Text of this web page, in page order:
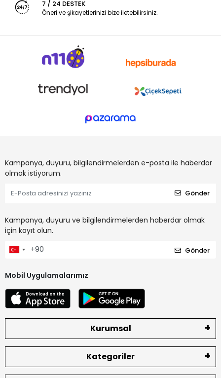
7 / 24 DESTEK
Öneri ve şikayetlerinizi bize iletebilirsiniz.
Kampanya, duyuru, bilgilendirmelerden e-posta ile haberdar
olmak istiyorum.
Gönder
Kampanya, duyuru ve bilgilendirmelerden haberdar olmak
için kayıt olun.
Gönder
Mobil Uygulamalarımız
Kurumsal
Kategoriler